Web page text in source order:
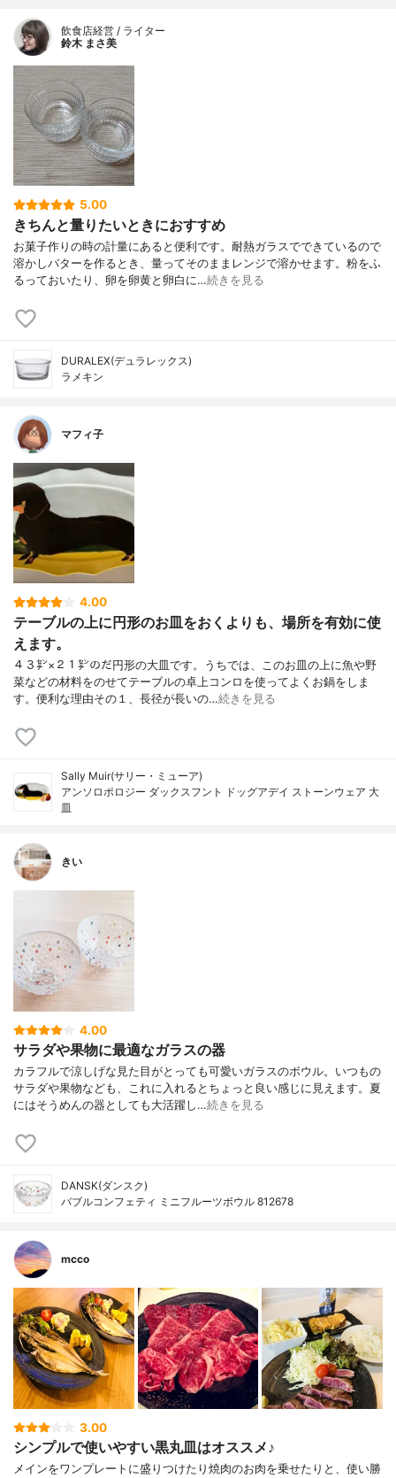
飲食店経営 / ライター
鈴木 まさ美
5.00
きちんと量りたいときにおすすめ
お菓子作りの時の計量にあると便利です。耐熱ガラスでできているので
溶かしバターを作るとき、量ってそのままレンジで溶かせます。粉をふ
るっておいたり、卵を卵黄と卵白に…続きを見る
DURALEX(デュラレックス)
ラメキン
マフィ子
4.00
テーブルの上に円形のお皿をおくよりも、場所を有効に使
えます。
４３㌢×２１㌢のだ円形の大皿です。うちでは、このお皿の上に魚や野
菜などの材料をのせてテーブルの卓上コンロを使ってよくお鍋をしま
す。便利な理由その１、長径が長いの…続きを見る
Sally Muir(サリー・ミューア)
アンソロポロジー ダックスフント ドッグアデイ ストーンウェア 大
皿
きい
4.00
サラダや果物に最適なガラスの器
カラフルで涼しげな見た目がとっても可愛いガラスのボウル。いつもの
サラダや果物なども、これに入れるとちょっと良い感じに見えます。夏
にはそうめんの器としても大活躍し…続きを見る
DANSK(ダンスク)
バブルコンフェティ ミニフルーツボウル 812678
mcco
3.00
シンプルで使いやすい黒丸皿はオススメ♪
メインをワンプレートに盛りつけたり焼肉のお肉を乗せたりと、使い勝